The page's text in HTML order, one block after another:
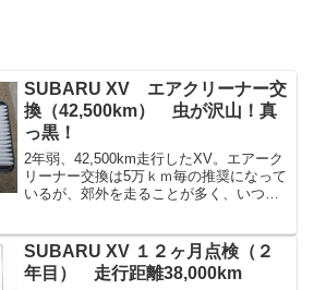
SUBARU XV エアクリーナー交
換（42,500km） 虫が沢山！真
っ黒！
2年弱、42,500km走行したXV。エアーク
リーナー交換は5万ｋｍ毎の推奨になって
いるが、郊外を走ることが多く、いつも
離で交換することにした。スバル純正の
エアフィルタ...
SUBARU XV １２ヶ月点検（２
年目） 走行距離38,000km